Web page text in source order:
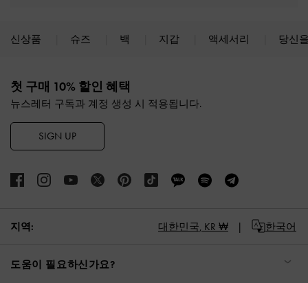
신상품 슈즈 백 지갑 액세서리 당신
첫 구매 10% 할인 혜택
뉴스레터 구독과 계정 생성 시 적용됩니다.
SIGN UP
지역: 대한민국, KR ₩ 한국어
도움이 필요하신가요?